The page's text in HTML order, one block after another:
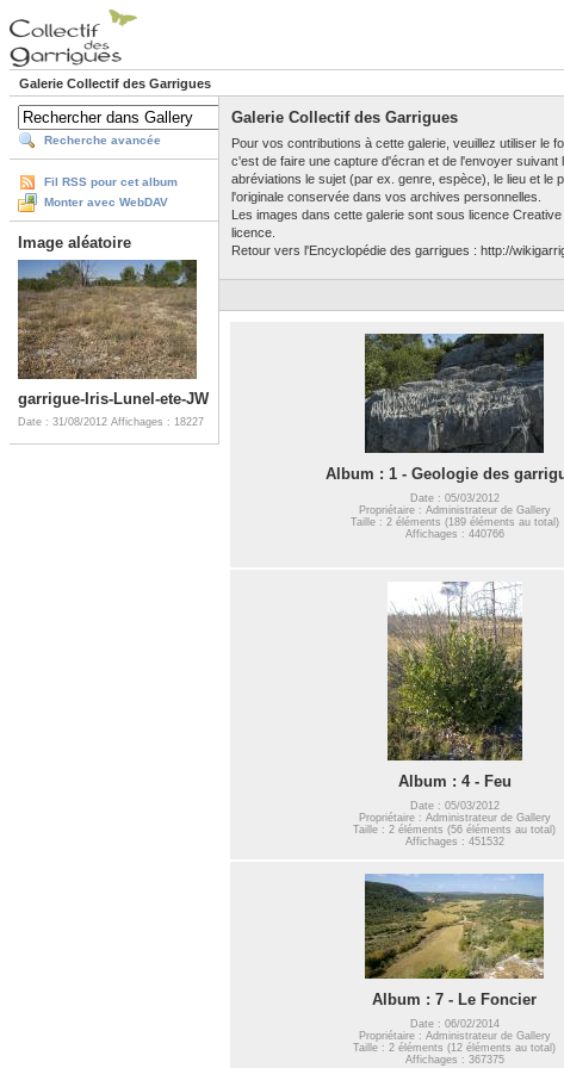
Galerie Collectif des Garrigues
Recherche avancée
Fil RSS pour cet album
Monter avec WebDAV
Image aléatoire
garrigue-Iris-Lunel-ete-JW
Date : 31/08/2012 Affichages : 18227
Galerie Collectif des Garrigues
Pour vos contributions à cette galerie, veuillez utiliser le
c'est de faire une capture d'écran et de l'envoyer
abréviations le sujet (par ex. genre, espèce), le lieu et le
l'originale conservée dans vos archives personnelles.
Les images dans cette galerie sont sous licence
licence.
Retour vers l'Encyclopédie des garrigues : http://
Album : 1 - Geologie des
Date : 05/03/2012
Propriétaire : Administrateur de Gallery
Taille : 2 éléments (189 éléments au total)
Affichages : 440766
Album : 4 - Feu
Date : 05/03/2012
Propriétaire : Administrateur de Gallery
Taille : 2 éléments (56 éléments au total)
Affichages : 451532
Album : 7 - Le Foncier
Date : 06/02/2014
Propriétaire : Administrateur de Gallery
Taille : 2 éléments (12 éléments au total)
Affichages : 367375